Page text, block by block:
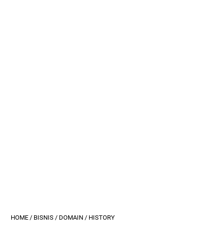
HOME / BISNIS / DOMAIN / HISTORY